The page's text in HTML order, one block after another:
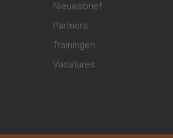
Nieuwsbrief
Partners
Trainingen
Vacatures